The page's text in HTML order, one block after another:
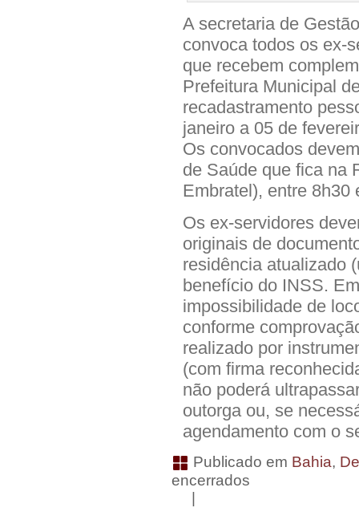
A secretaria de
convoca todos os ex-
que recebem
Prefeitura Municipal
recadastramento
janeiro a 05 de
Os convocados
de Saúde que fica na
Embratel), entre 8h30
Os ex-servidores
originais de
residência atualizado
benefício do INSS.
impossibilidade de
conforme
realizado por
(com firma
não poderá
outorga ou, se
agendamento com o
Publicado em Bahia,
encerrados